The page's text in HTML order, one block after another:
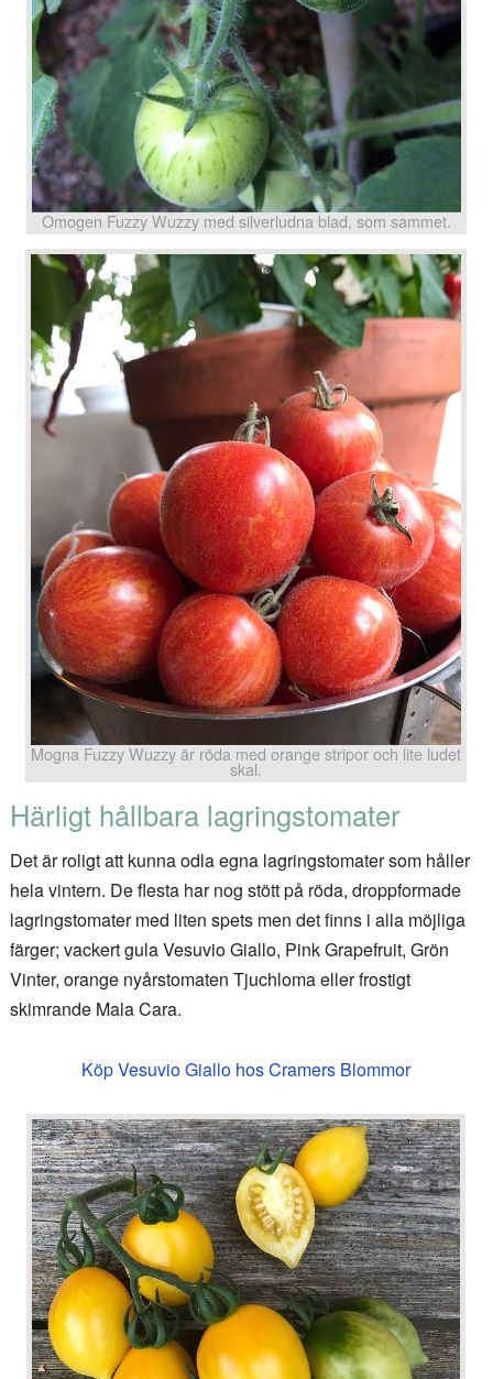
Omogen Fuzzy Wuzzy med silverludna blad, som sammet.
Mogna Fuzzy Wuzzy är röda med orange stripor och lite ludet
skal.
Härligt hållbara lagringstomater
Det är roligt att kunna odla egna lagringstomater som håller
hela vintern. De flesta har nog stött på röda, droppformade
lagringstomater med liten spets men det finns i alla möjliga
färger; vackert gula Vesuvio Giallo, Pink Grapefruit, Grön
Vinter, orange nyårstomaten Tjuchloma eller frostigt
skimrande Mala Cara.
Köp Vesuvio Giallo hos Cramers Blommor